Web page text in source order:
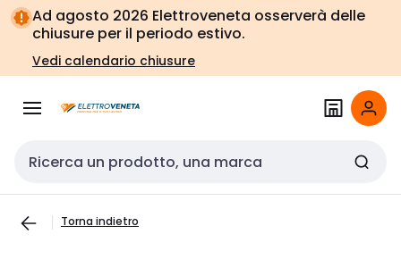
Vai alla
navigazione
Vai
alla
pagina
Ad agosto 2026 Elettroveneta osserverà delle
chiusure per il periodo estivo.
Vedi calendario chiusure
Cerca input
Torna indietro